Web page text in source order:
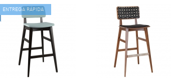
ENTREGA RÁPIDA
VER VER